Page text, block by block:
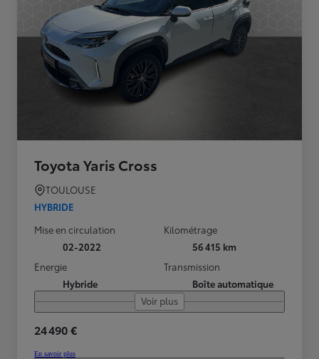
Toyota Yaris Cross
TOULOUSE
HYBRIDE
Mise en circulation
02-2022
Kilométrage
56 415 km
Energie
Hybride
Transmission
Boîte automatique
Voir plus
24 490 €
En savoir plus